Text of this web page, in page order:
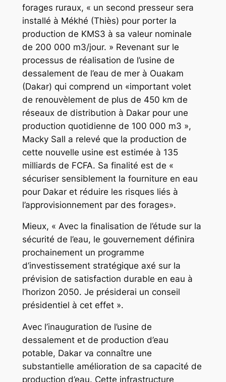
forages ruraux, « un second presseur sera
installé à Mékhé (Thiès) pour porter la
production de KMS3 à sa valeur nominale
de 200 000 m3/jour. » Revenant sur le
processus de réalisation de l’usine de
dessalement de l’eau de mer à Ouakam
(Dakar) qui comprend un «important volet
de renouvèlement de plus de 450 km de
réseaux de distribution à Dakar pour une
production quotidienne de 100 000 m3 »,
Macky Sall a relevé que la production de
cette nouvelle usine est estimée à 135
milliards de FCFA. Sa finalité est de «
sécuriser sensiblement la fourniture en eau
pour Dakar et réduire les risques liés à
l’approvisionnement par des forages».
Mieux, « Avec la finalisation de l’étude sur la
sécurité de l’eau, le gouvernement définira
prochainement un programme
d’investissement stratégique axé sur la
prévision de satisfaction durable en eau à
l’horizon 2050. Je présiderai un conseil
présidentiel à cet effet ».
Avec l’inauguration de l’usine de
dessalement et de production d’eau
potable, Dakar va connaître une
substantielle amélioration de sa capacité de
production d’eau. Cette infrastructure